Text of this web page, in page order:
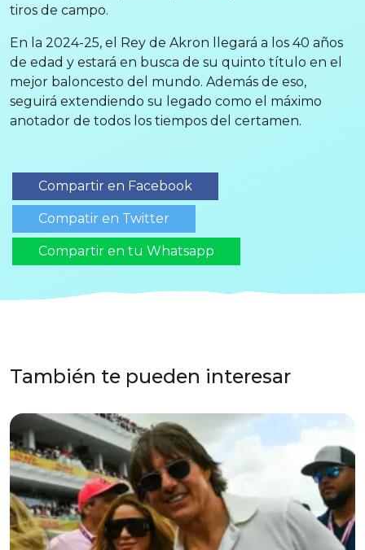
tiros de campo.
En la 2024-25, el Rey de Akron llegará a los 40 años
de edad y estará en busca de su quinto título en el
mejor baloncesto del mundo. Además de eso,
seguirá extendiendo su legado como el máximo
anotador de todos los tiempos del certamen.
Compartir en Facebook
Compatir en Twitter
Compartir en tu Whatsapp
También te pueden interesar